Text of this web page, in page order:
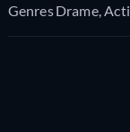
GenresDrame,